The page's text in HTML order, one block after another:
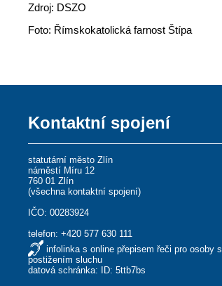
Zdroj: DSZO
Foto: Římskokatolická farnost Štípa
Kontaktní spojení
statutární město Zlín
náměstí Míru 12
760 01 Zlín
(všechna kontaktní spojení)
IČO: 00283924
telefon:+420 577 630 111
infolinka s online přepisem řeči pro osoby s
postižením sluchu
datová schránka: ID: 5ttb7bs